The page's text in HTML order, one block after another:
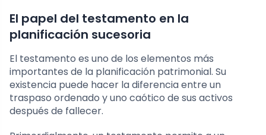
El papel del testamento en la
planificación sucesoria
El testamento es uno de los elementos más
importantes de la planificación patrimonial. Su
existencia puede hacer la diferencia entre un
traspaso ordenado y uno caótico de sus activos
después de fallecer.